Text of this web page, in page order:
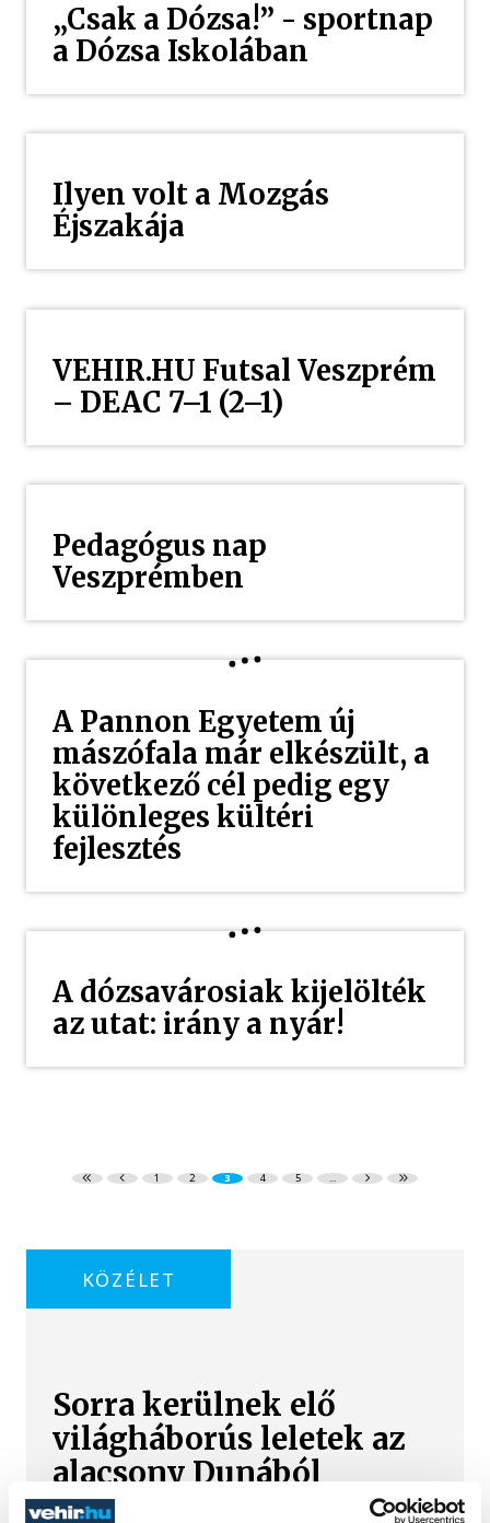
„Csak a Dózsa!” - sportnap
a Dózsa Iskolában
Ilyen volt a Mozgás
Éjszakája
VEHIR.HU Futsal Veszprém
– DEAC 7–1 (2–1)
Pedagógus nap
Veszprémben
A Pannon Egyetem új
mászófala már elkészült, a
következő cél pedig egy
különleges kültéri
fejlesztés
A dózsavárosiak kijelölték
az utat: irány a nyár!
1 2 3 4 5 ...
KÖZÉLET
Sorra kerülnek elő
világháborús leletek az
alacsony Dunából